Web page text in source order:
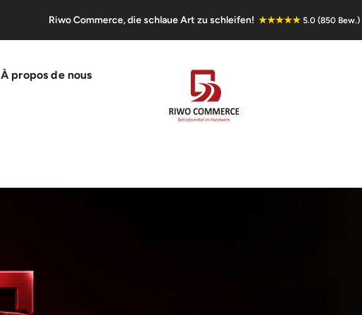
Riwo Commerce, die schlaue Art zu schleifen! ★★★★★ 5.0 (850 Bew.)
À propos de nous